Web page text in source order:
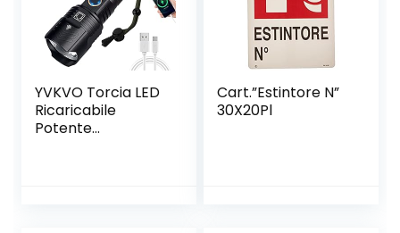
YVKVO Torcia LED
Ricaricabile
Potente
Cart.”Estintore N”
30X20Pl